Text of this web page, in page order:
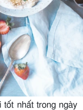
nhất trong ngày